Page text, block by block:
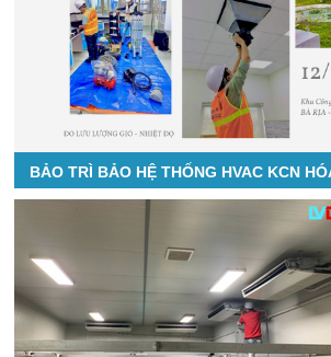
BẢO TRÌ BẢO HỆ THỐNG HVAC KCN